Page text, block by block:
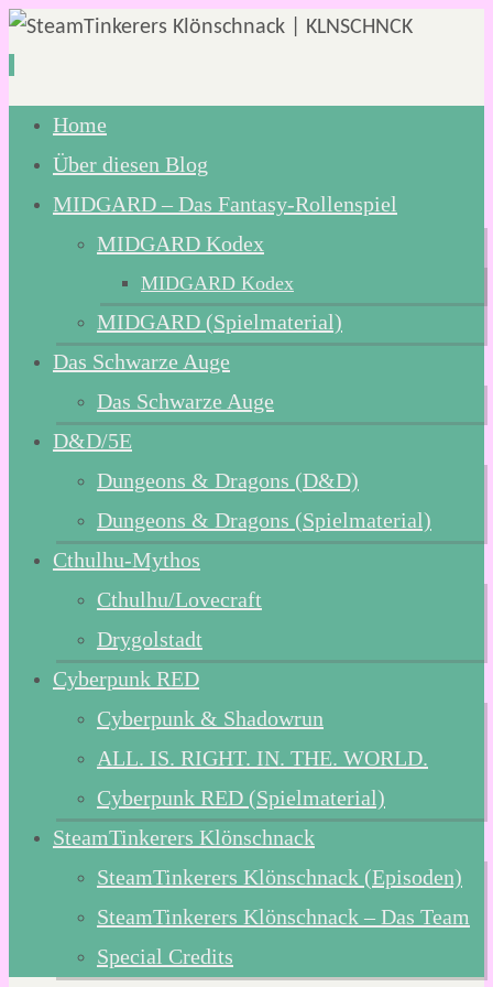
Zum
Inhalt
springen
Home
Über diesen Blog
MIDGARD – Das Fantasy-Rollenspiel
MIDGARD Kodex
MIDGARD Kodex
MIDGARD (Spielmaterial)
Das Schwarze Auge
Das Schwarze Auge
D&D/5E
Dungeons & Dragons (D&D)
Dungeons & Dragons (Spielmaterial)
Cthulhu-Mythos
Cthulhu/Lovecraft
Drygolstadt
Cyberpunk RED
Cyberpunk & Shadowrun
ALL. IS. RIGHT. IN. THE. WORLD.
Cyberpunk RED (Spielmaterial)
SteamTinkerers Klönschnack
SteamTinkerers Klönschnack (Episoden)
SteamTinkerers Klönschnack – Das Team
Special Credits